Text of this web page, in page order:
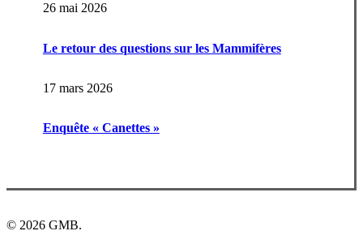
26 mai 2026
Le retour des questions sur les Mammifères
17 mars 2026
Enquête « Canettes »
© 2026 GMB.